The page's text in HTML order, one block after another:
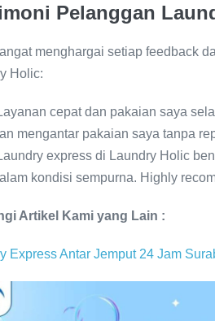
Pelanggan
menghargai setiap feedback
Holic:
cepat dan pakaian saya
mengantar pakaian saya tanpa
express di Laundry Holic
kondisi sempurna. Highly
Artikel Kami yang Lain :
Express Antar Jemput 24 Jam